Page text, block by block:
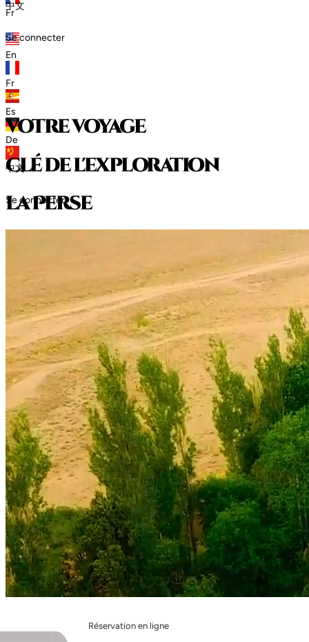
Fr
En
Fr
Es
De
中文
Se connecter
中文
Se connecter
votre voyage
clé de l'exploration
laPerse
Réservation en ligne